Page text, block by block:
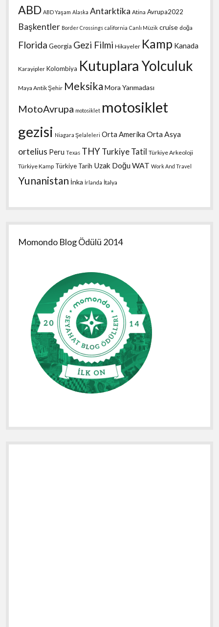
ABD ABD Yaşam Alaska Antarktika Atina Avrupa2022
Başkentler Border Crossings california Canlı Müzik cruise doğa
Florida Georgia Gezi Filmi Hikayeler Kamp Kanada
Karayipler Kolombiya Kutuplara Yolculuk
Maya Antik Şehir Meksika Mora Yarımadası
MotoAvrupa motosiklet motosiklet
gezisi Niagara Şelaleleri Orta Amerika Orta Asya
ortelius Peru Texas THYTurkiye Tatil Türkiye Arkeoloji
Türkiye Kamp Türkiye Tarih Uzak DoğuWAT Work And Travel
Yunanistan İnka İrlanda İtalya
Momondo Blog Ödülü 2014